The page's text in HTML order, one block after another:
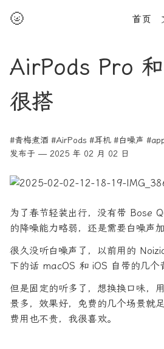
🌝 首页
AirPods Pro
很搭
#青梅煮酒 #AirPods #耳机 #白噪声
发布于 — 2025 年 02 月 02 日
为了春节轻装出行，没有带 Bose
的降噪能力略弱，还是需要白噪声加
很久没听白噪声了，以前用的
下的话 macOS 和 iOS 自带的几个
但是固定的听多了，想换换口味，
景多，效果好，免费的几个场景就
费用也不贵，我很喜欢。